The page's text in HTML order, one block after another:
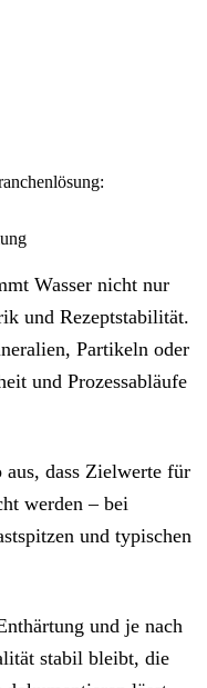
Wasser nicht nur
und Rezeptstabilität.
Partikeln oder
und Prozessabläufe
dass Zielwerte für
werden – bei
und typischen
und je nach
stabil bleibt, die